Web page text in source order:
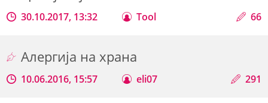
30.10.2017, 13:32 Tool 66
Алергија на храна
10.06.2016, 15:57 eli07 291